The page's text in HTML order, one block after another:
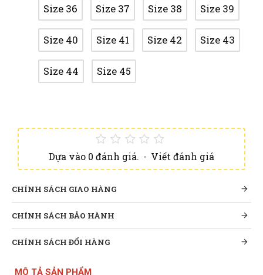
Dựa vào 0 đánh giá. - Viết đánh giá
Size 36 Size 37 Size 38 Size 39
Size 40 Size 41 Size 42 Size 43
Size 44 Size 45
CHÍNH SÁCH GIAO HÀNG
CHÍNH SÁCH BẢO HÀNH
CHÍNH SÁCH ĐỔI HÀNG
MÔ TẢ SẢN PHẨM